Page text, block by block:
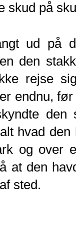
skud på
ud på
den
rejse
endnu,
den
hvad den
og over
at den
sted.